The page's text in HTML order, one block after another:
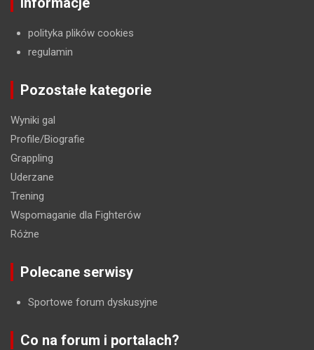
polityka plików cookies
regulamin
Pozostałe kategorie
Wyniki gal
Profile/Biografie
Grappling
Uderzane
Trening
Wspomaganie dla Fighterów
Różne
Polecane serwisy
Sportowe forum dyskusyjne
Co na forum i portalach?